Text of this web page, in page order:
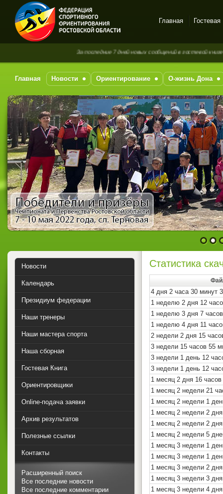
Спортивное
на-Дону
Главная Гостевая
За последние 7 дней новых сообщений в гостевой книге нет
Главная Новости Ориентирование О-жизнь Дона
1 2
Статистика
4 дня 2 часа 30 минут
1 неделю 2 дня 12
1 неделю 3 дня 7
1 неделю 4 дня 11
2 недели 2 дня 15
3 недели 15 часов 55
3 недели 1 день 12
3 недели 1 день 12
1 месяц 2 дня 16
1 месяц 2 недели 21
1 месяц 2 недели 1
1 месяц 2 недели 2
1 месяц 2 недели 2
1 месяц 2 недели 5
1 месяц 3 недели 1
1 месяц 3 недели 1
1 месяц 3 недели 2
1 месяц 3 недели 3
1 месяц 3 недели 4
Новости
Календарь
Президиум федерации
Наши тренеры
Наши мастера спорта
Наша сборная
Гостевая Книга
Ориентировщики
Online-подача заявки
Архив результатов
Полезные ссылки
Контакты
Расширенный поиск
Все последние новости
Все последние комментарии